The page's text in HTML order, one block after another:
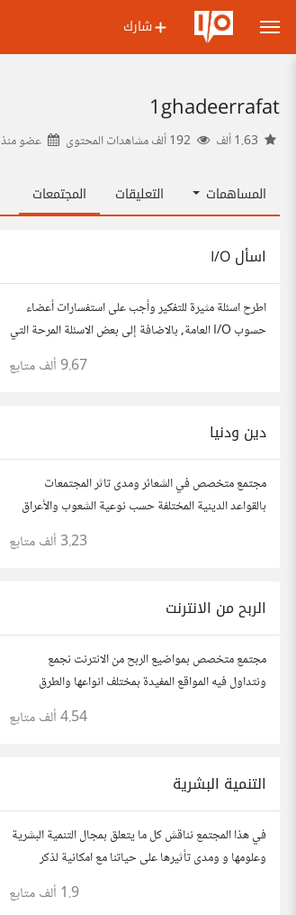
شارك
1ghadeerrafat
عضو منذ
المساهمات التعليقات المجتمعات
اسأل I/O
اطرح اسئلة مثيرة للتفكير وأجب على استفسارات أعضاء
حسوب I/O العامة, بالاضافة إلى بعض الاسئلة المرحة التي
تستمتع بها وتساعدك على التعرف على افكار المتابعين.
9.67 ألف متابع
دين ودنيا
مجتمع متخصص في الشعائر ومدى تاثر المجتمعات
بالقواعد الدينية المختلفة حسب نوعية الشعوب والأعراق
3.23 ألف متابع
الربح من الانترنت
مجتمع متخصص بمواضيع الربح من الانترنت نجمع
ونتداول فيه المواقع المفيدة بمختلف انواعها والطرق
المفيدة والفعالة . شاركونا بخبراتكم و تجاربكم و
4.54 ألف متابع
التنمية البشرية
في هذا المجتمع نناقش كل ما يتعلق بمجال التنمية البشرية
وعلومها و ومدى تأثيرها على حياتنا مع امكانية لذكر
تجربتك وخبرتك فى هذا المجال ووضع مقالات وروابط
وفيديوهات مفيدة تعمل على التحفيز والنجاح والتقدم
1.9 ألف متابع